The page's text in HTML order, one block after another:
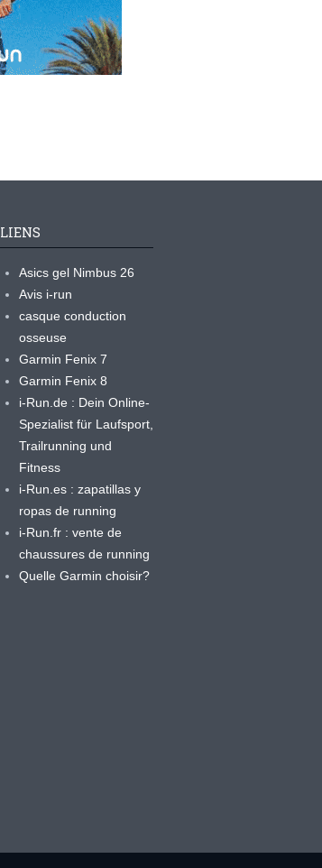
LIENS
Asics gel Nimbus 26
Avis i-run
casque conduction
osseuse
Garmin Fenix 7
Garmin Fenix 8
i-Run.de : Dein Online-
Spezialist für Laufsport,
Trailrunning und
Fitness
i-Run.es : zapatillas y
ropas de running
i-Run.fr : vente de
chaussures de running
Quelle Garmin choisir?